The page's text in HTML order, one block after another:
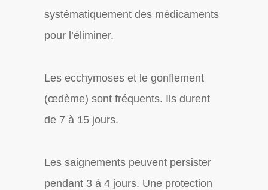
systématiquement des médicaments
pour l’éliminer.
Les ecchymoses et le gonflement
(œdème) sont fréquents. Ils durent
de 7 à 15 jours.
Les saignements peuvent persister
pendant 3 à 4 jours. Une protection